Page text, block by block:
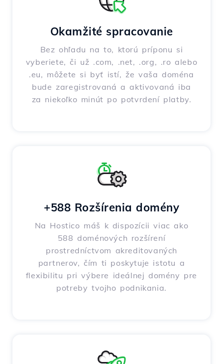
Okamžité spracovanie
Bez ohľadu na to, ktorú príponu si
vyberiete, či už .com, .net, .org, .ro alebo
.eu, môžete si byť istí, že vaša doména
bude zaregistrovaná a aktivovaná iba
za niekoľko minút po potvrdení platby.
+588 Rozšírenia domény
Na Hostico máš k dispozícii viac ako
588 doménových rozšírení
prostredníctvom akreditovaných
partnerov, čím ti poskytuje istotu a
flexibilitu pri výbere ideálnej domény pre
potreby tvojho podnikania.